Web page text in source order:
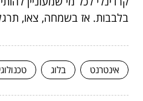
בלבבות. אז בשמחה, צאו,
אינטרנט בלוג